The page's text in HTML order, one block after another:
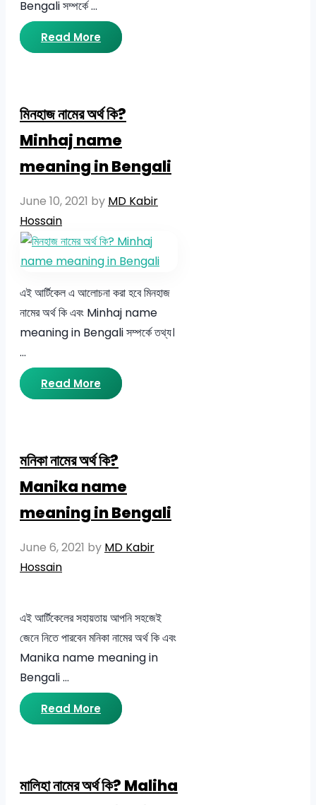
Bengali সম্পর্কে …
Read More
মিনহাজ নামের অর্থ কি?
Minhaj name
meaning in Bengali
June 10, 2021 by MD Kabir
Hossain
এই আর্টিকেল এ আলোচনা করা হবে মিনহাজ
নামের অর্থ কি এবং Minhaj name
meaning in Bengali সম্পর্কে তথ্য।
…
Read More
মনিকা নামের অর্থ কি?
Manika name
meaning in Bengali
June 6, 2021 by MD Kabir
Hossain
এই আর্টিকেলের সহায়তায় আপনি সহজেই
জেনে নিতে পারবেন মনিকা নামের অর্থ কি এবং
Manika name meaning in
Bengali …
Read More
মালিহা নামের অর্থ কি? Maliha